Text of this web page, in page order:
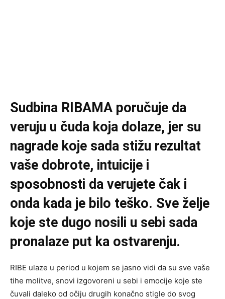
Sudbina RIBAMA poručuje da
veruju u čuda koja dolaze, jer su
nagrade koje sada stižu rezultat
vaše dobrote, intuicije i
sposobnosti da verujete čak i
onda kada je bilo teško. Sve želje
koje ste dugo nosili u sebi sada
pronalaze put ka ostvarenju.
RIBE ulaze u period u kojem se jasno vidi da su sve vaše
tihe molitve, snovi izgovoreni u sebi i emocije koje ste
čuvali daleko od očiju drugih konačno stigle do svog